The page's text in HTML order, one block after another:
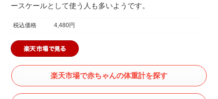
ースケールとして使う人も多いようです。
税込価格 4,480円
楽天市場で赤ちゃんの体重計を探す